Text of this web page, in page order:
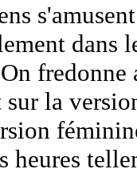
dans
sur la
heures